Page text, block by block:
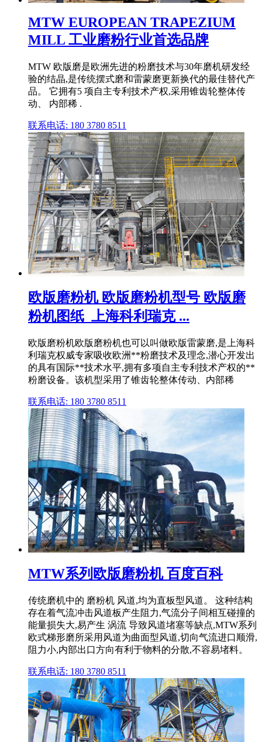
MTW EUROPEAN TRAPEZIUM
MILL 工业磨粉行业首选品牌
MTW 欧版磨是欧洲先进的粉磨技术与30年磨机研发经
验的结晶,是传统摆式磨和雷蒙磨更新换代的最佳替代产
品。 它拥有5 项自主专利技术产权,采用锥齿轮整体传
动、 内部稀 .
联系电话: 180 3780 8511
欧版磨粉机 欧版磨粉机型号 欧版磨
粉机图纸_上海科利瑞克 ...
欧版磨粉机欧版磨粉机也可以叫做欧版雷蒙磨,是上海科
利瑞克权威专家吸收欧洲**粉磨技术及理念,潜心开发出
的具有国际**技术水平,拥有多项自主专利技术产权的**
粉磨设备。该机型采用了锥齿轮整体传动、内部稀
联系电话: 180 3780 8511
MTW系列欧版磨粉机 百度百科
传统磨机中的 磨粉机 风道,均为直板型风道。 这种结构
存在着气流冲击风道板产生阻力,气流分子间相互碰撞的
能量损失大,易产生 涡流 导致风道堵塞等缺点,MTW系列
欧式梯形磨所采用风道为曲面型风道,切向气流进口顺滑,
阻力小,内部出口方向有利于物料的分散,不容易堵料。
联系电话: 180 3780 8511